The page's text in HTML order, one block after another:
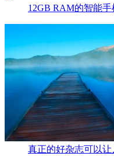
12GB RAM的智能手
真正的好杂志可以让